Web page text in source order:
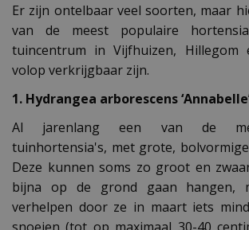
Er zijn ontelbaar veel soorten, maar
van de meest populaire
tuincentrum in Vijfhuizen, Hillegom
volop verkrijgbaar zijn.
1. Hydrangea arborescens
Al jarenlang een van de
tuinhortensia's, met grote,
Deze kunnen soms zo groot en
bijna op de grond gaan hangen,
verhelpen door ze in maart iets